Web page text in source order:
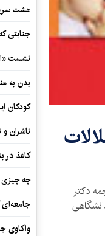
دكتر
هشت
جنایتی
نشست
بدن به
کودکان
ناشران
کاغذ در
چه چیزی
جامعه‌ای
واکاوی